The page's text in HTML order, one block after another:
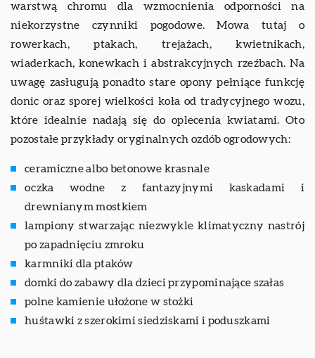
warstwą chromu dla wzmocnienia odporności na
niekorzystne czynniki pogodowe. Mowa tutaj o
rowerkach, ptakach, trejażach, kwietnikach,
wiaderkach, konewkach i abstrakcyjnych rzeźbach. Na
uwagę zasługują ponadto stare opony pełniące funkcję
donic oraz sporej wielkości koła od tradycyjnego wozu,
które idealnie nadają się do oplecenia kwiatami. Oto
pozostałe przykłady oryginalnych ozdób ogrodowych:
ceramiczne albo betonowe krasnale
oczka wodne z fantazyjnymi kaskadami i
drewnianym mostkiem
lampiony stwarzając niezwykle klimatyczny nastrój
po zapadnięciu zmroku
karmniki dla ptaków
domki do zabawy dla dzieci przypominające szałas
polne kamienie ułożone w stożki
huśtawki z szerokimi siedziskami i poduszkami